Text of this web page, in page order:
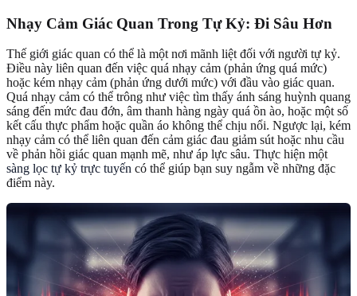
Nhạy Cảm Giác Quan Trong Tự Kỷ: Đi Sâu Hơn
Thế giới giác quan có thể là một nơi mãnh liệt đối với người tự kỷ.
Điều này liên quan đến việc quá nhạy cảm (phản ứng quá mức)
hoặc kém nhạy cảm (phản ứng dưới mức) với đầu vào giác quan.
Quá nhạy cảm có thể trông như việc tìm thấy ánh sáng huỳnh quang
sáng đến mức đau đớn, âm thanh hàng ngày quá ồn ào, hoặc một số
kết cấu thực phẩm hoặc quần áo không thể chịu nổi. Ngược lại, kém
nhạy cảm có thể liên quan đến cảm giác đau giảm sút hoặc nhu cầu
về phản hồi giác quan mạnh mẽ, như áp lực sâu. Thực hiện một
sàng lọc tự kỷ trực tuyến có thể giúp bạn suy ngẫm về những đặc
điểm này.